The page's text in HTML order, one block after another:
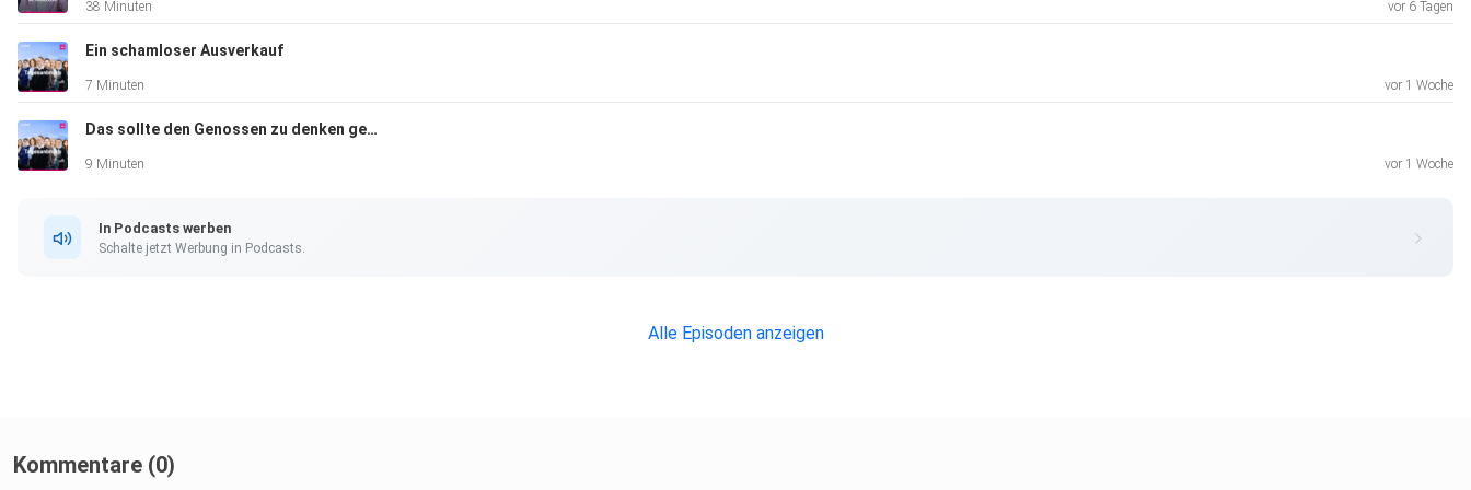
38 Minuten vor 6 Tagen
Ein schamloser Ausverkauf
7 Minuten vor 1 Woche
Das sollte den Genossen zu denken geben
9 Minuten vor 1 Woche
In Podcasts werben
Schalte jetzt Werbung in Podcasts.
Alle Episoden anzeigen
Kommentare (0)